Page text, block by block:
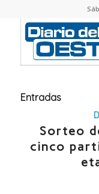
Entradas
Sorteo
cinco